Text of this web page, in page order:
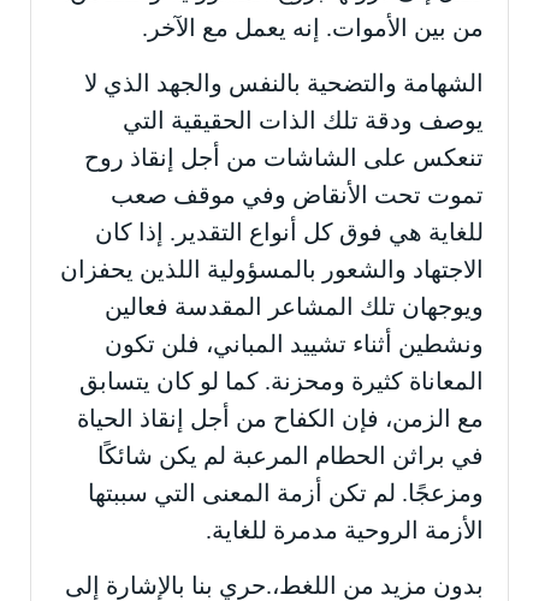
من بين الأموات. إنه يعمل مع الآخر.
الشهامة والتضحية بالنفس والجهد الذي لا
يوصف ودقة تلك الذات الحقيقية التي
تنعكس على الشاشات من أجل إنقاذ روح
تموت تحت الأنقاض وفي موقف صعب
للغاية هي فوق كل أنواع التقدير. إذا كان
الاجتهاد والشعور بالمسؤولية اللذين يحفزان
ويوجهان تلك المشاعر المقدسة فعالين
ونشطين أثناء تشييد المباني، فلن تكون
المعاناة كثيرة ومحزنة. كما لو كان يتسابق
مع الزمن، فإن الكفاح من أجل إنقاذ الحياة
في براثن الحطام المرعبة لم يكن شائكًا
ومزعجًا. لم تكن أزمة المعنى التي سببتها
الأزمة الروحية مدمرة للغاية.
بدون مزيد من اللغط،.حري بنا بالإشارة إلى